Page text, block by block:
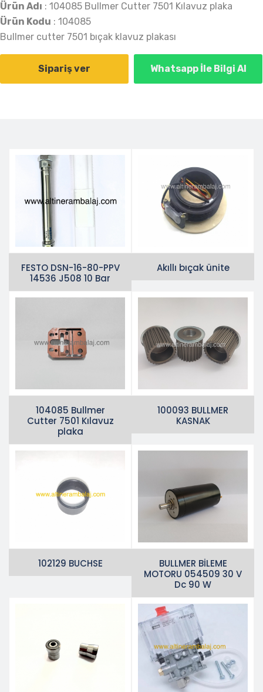
Ürün Adı : 104085 Bullmer Cutter 7501 Kılavuz plaka
Ürün Kodu : 104085
Bullmer cutter 7501 bıçak klavuz plakası
Sipariş ver Whatsapp İle Bilgi Al
FESTO DSN-16-80-PPV
14536 J508 10 Bar
Akıllı bıçak ünite
104085 Bullmer
Cutter 7501 Kılavuz
plaka
100093 BULLMER
KASNAK
102129 BUCHSE
BULLMER BİLEME
MOTORU 054509 30 V
Dc 90 W